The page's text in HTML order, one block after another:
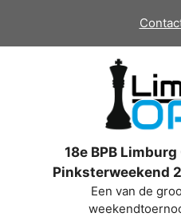
de
18e BPB
Pinksterweekend
Een van de